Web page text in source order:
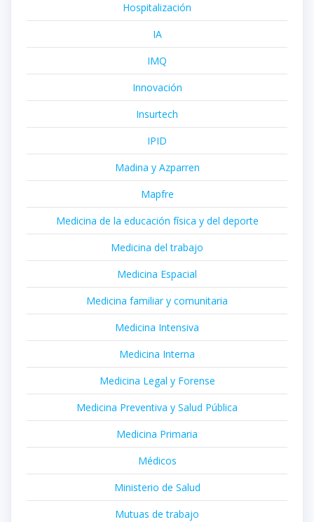
Hospitalización
IA
IMQ
Innovación
Insurtech
IPID
Madina y Azparren
Mapfre
Medicina de la educación física y del deporte
Medicina del trabajo
Medicina Espacial
Medicina familiar y comunitaria
Medicina Intensiva
Medicina Interna
Medicina Legal y Forense
Medicina Preventiva y Salud Pública
Medicina Primaria
Médicos
Ministerio de Salud
Mutuas de trabajo